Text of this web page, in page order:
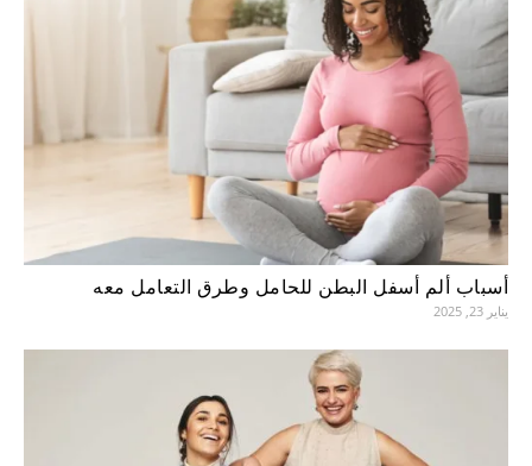
أسباب ألم أسفل البطن للحامل وطرق التعامل معه
يناير 23, 2025